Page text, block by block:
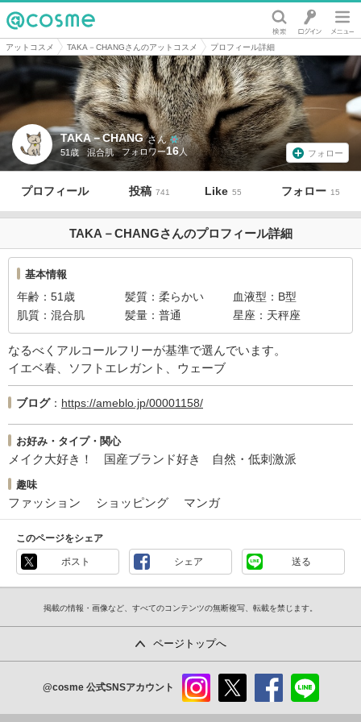
@cosme
アットコスメ TAKA－CHANGさんのアットコスメ プロフィール詳細
TAKA－CHANG さん
51歳 混合肌 16 フォロー
プロフィール 投稿 741 Like 55 フォロー 15
TAKA－CHANGさんのプロフィール詳細
基本情報
年齢 51歳 髪質 柔らかい 血液型
B型
肌質
混合肌 髪量 普通 星座 天秤座
なるべくアルコールフリーが基準で選んでいます。
イエベ春、ソフトエレガント、ウェーブ
ブログ https://ameblo.jp/00001158/
お好み・タイプ・関心
メイク大好き！ 国産ブランド好き 自然・低刺激派
趣味
ファッション ショッピング マンガ
このページをシェア
ポスト シェア 送る
掲載の情報・画像など、すべてのコンテンツの無断複写、転載を禁じます。
ページトップへ
@cosme 公式SNSアカウント